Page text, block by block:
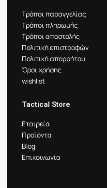
Τρόποι παραγγελίας
Τρόποι πληρωμής
Τρόποι αποστολής
Πολιτική επιστροφών
Πολιτική απορρήτου
Όροι χρήσης
wishlist
Tactical Store
Εταιρεία
Προϊόντα
Blog
Επικοινωνία